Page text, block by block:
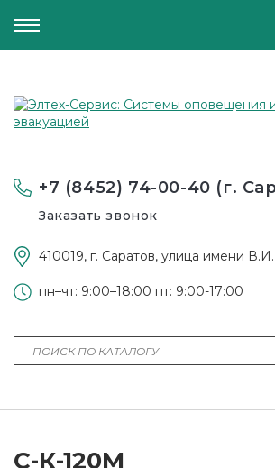
+7 (8452) 74-00-40 (г.
Заказать звонок
410019, г. Саратов, улица имени
пн–чт: 9:00–18:00 пт: 9:00-17:00
С-К-120М